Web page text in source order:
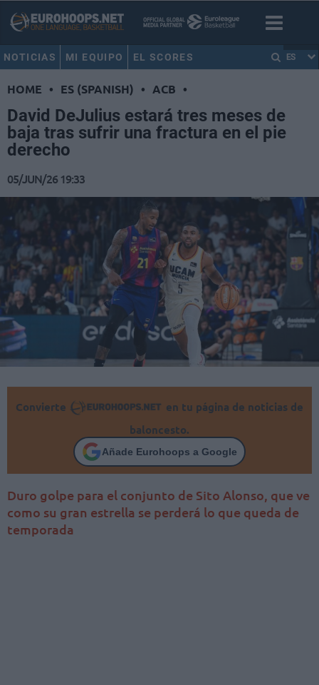
NOTICIAS MI EQUIPO EL SCORES ES
HOME • ES (SPANISH) • ACB •
David DeJulius estará tres meses de
baja tras sufrir una fractura en el pie
derecho
05/JUN/26 19:33
Convierte
en tu página de noticias de
baloncesto.
Añade Eurohoops a Google
Duro golpe para el conjunto de Sito Alonso, que ve
como su gran estrella se perderá lo que queda de
temporada